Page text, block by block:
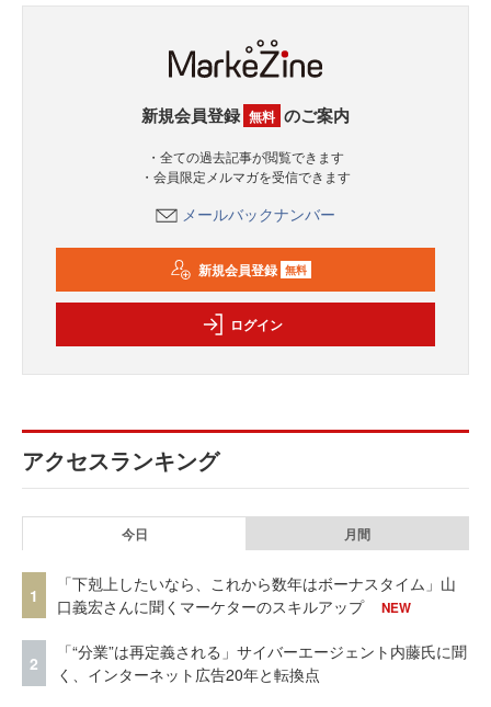
新規会員登録 無料 のご案内
・全ての過去記事が閲覧できます
・会員限定メルマガを受信できます
メールバックナンバー
新規会員登録 無料
ログイン
アクセスランキング
今日 月間
1
「下剋上したいなら、これから数年はボーナスタイム」山
口義宏さんに聞くマーケターのスキルアップ
NEW
2
「“分業”は再定義される」サイバーエージェント内藤氏に聞
く、インターネット広告20年と転換点